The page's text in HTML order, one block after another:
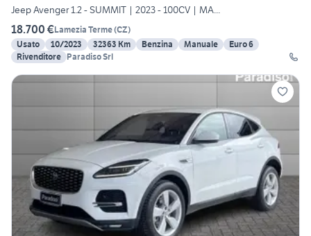
Jeep Avenger 1.2 - SUMMIT | 2023 - 100CV | MA...
18.700 €Lamezia Terme(CZ)
Usato
10/2023 32363 Km Benzina Manuale
Euro 6
Rivenditore Paradiso Srl